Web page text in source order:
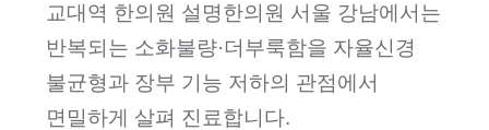
교대역 한의원 설명한의원 서울 강남에서는
반복되는 소화불량·더부룩함을 자율신경
불균형과 장부 기능 저하의 관점에서
면밀하게 살펴 진료합니다.